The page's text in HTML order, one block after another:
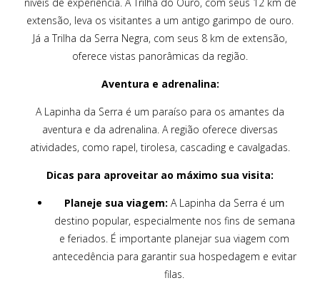
extensão, leva os visitantes a um antigo garimpo de ouro.
Já a Trilha da Serra Negra, com seus 8 km de extensão,
oferece vistas panorâmicas da região.
Aventura e adrenalina:
A Lapinha da Serra é um paraíso para os amantes da
aventura e da adrenalina. A região oferece diversas
atividades, como rapel, tirolesa, cascading e cavalgadas.
Dicas para aproveitar ao máximo sua visita:
Planeje sua viagem: A Lapinha da Serra é um
destino popular, especialmente nos fins de semana
e feriados. É importante planejar sua viagem com
antecedência para garantir sua hospedagem e evitar
filas.